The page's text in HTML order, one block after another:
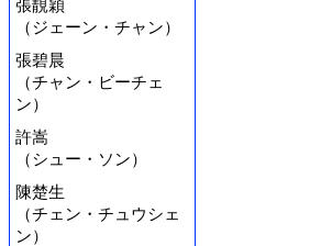
張靚穎
（ジェーン・チャン）
張碧晨
（チャン・ビーチェ
ン）
許嵩
（シュー・ソン）
陳楚生
（チェン・チュウシェ
ン）